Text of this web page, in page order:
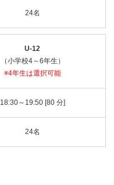
24名
U-12
（小学校4～6年生）
※4年生は選択可能
18:30～19:50 [80 分]
24名